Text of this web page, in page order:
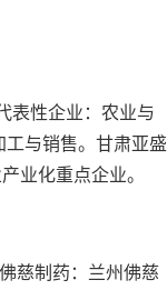
表性企业：农业与
与销售。甘肃亚盛
业化重点企业。
慈制药：兰州佛慈